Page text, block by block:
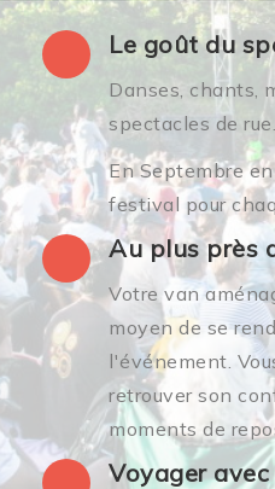
Le goût du
Danses, chants,
spectacles de
En Septembre
festival pour
Au plus près
Votre van
moyen de se
l'événement.
retrouver son
moments de
Voyager avec